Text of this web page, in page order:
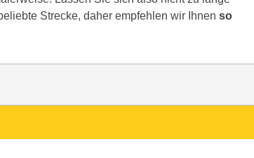
Strecke, daher empfehlen wir Ihnen so